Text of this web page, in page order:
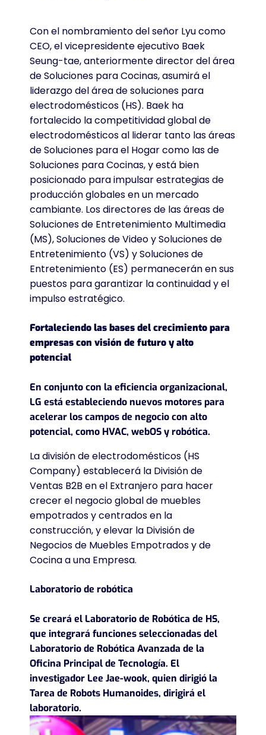
Con el nombramiento del señor Lyu como
CEO, el vicepresidente ejecutivo Baek
Seung-tae, anteriormente director del área
de Soluciones para Cocinas, asumirá el
liderazgo del área de soluciones para
electrodomésticos (HS). Baek ha
fortalecido la competitividad global de
electrodomésticos al liderar tanto las áreas
de Soluciones para el Hogar como las de
Soluciones para Cocinas, y está bien
posicionado para impulsar estrategias de
producción globales en un mercado
cambiante. Los directores de las áreas de
Soluciones de Entretenimiento Multimedia
(MS), Soluciones de Video y Soluciones de
Entretenimiento (VS) y Soluciones de
Entretenimiento (ES) permanecerán en sus
puestos para garantizar la continuidad y el
impulso estratégico.
Fortaleciendo las bases del crecimiento para
empresas con visión de futuro y alto
potencial
En conjunto con la eficiencia organizacional,
LG está estableciendo nuevos motores para
acelerar los campos de negocio con alto
potencial, como HVAC, webOS y robótica.
La división de electrodomésticos (HS
Company) establecerá la División de
Ventas B2B en el Extranjero para hacer
crecer el negocio global de muebles
empotrados y centrados en la
construcción, y elevar la División de
Negocios de Muebles Empotrados y de
Cocina a una Empresa.
Laboratorio de robótica
Se creará el Laboratorio de Robótica de HS,
que integrará funciones seleccionadas del
Laboratorio de Robótica Avanzada de la
Oficina Principal de Tecnología. El
investigador Lee Jae-wook, quien dirigió la
Tarea de Robots Humanoides, dirigirá el
laboratorio.